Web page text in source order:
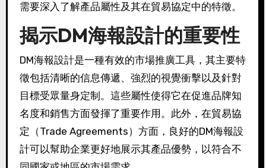
需要深入了解產品屬性及其在貿易協定中的特徵。
揭示DM海報設計的重要性
DM海報設計是一種有效的市場推廣工具，其主要特
徵包括清晰的信息傳遞、強烈的視覺衝擊以及針對
目標受眾量身定制。這些屬性使得它在促進品牌知
名度和銷售方面發揮了重要作用。此外，在貿易協
定（Trade Agreements）方面，良好的DM海報設
計可以幫助企業更好地展示其產品優勢，以符合不